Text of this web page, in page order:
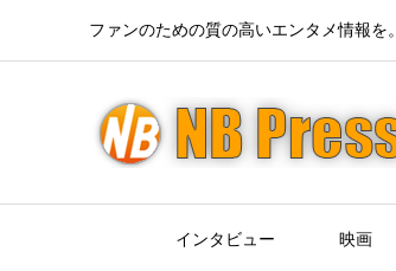
ファンのための質の高いエンタメ情報を。
インタビュー 映画